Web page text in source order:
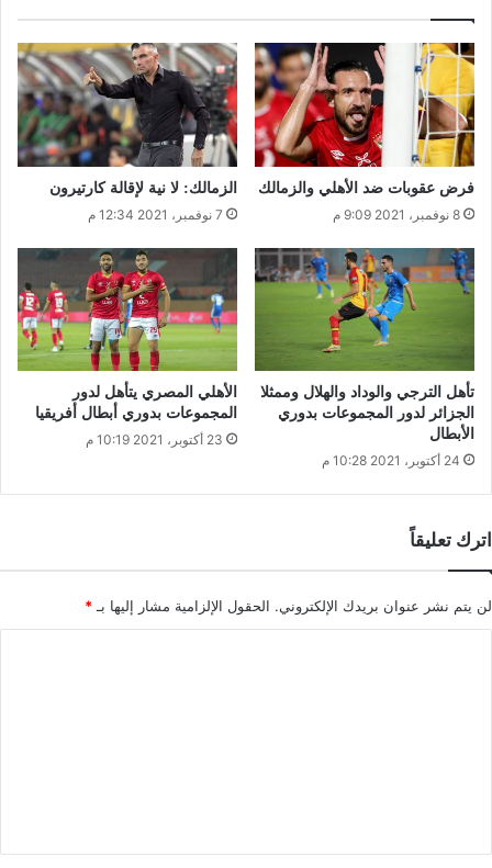
فرض عقوبات ضد الأهلي والزمالك
8 نوفمبر، 2021 9:09 م
الزمالك: لا نية لإقالة كارتيرون
7 نوفمبر، 2021 12:34 م
تأهل الترجي والوداد والهلال وممثلا
الجزائر لدور المجموعات بدوري
الأبطال
24 أكتوبر، 2021 10:28 م
الأهلي المصري يتأهل لدور
المجموعات بدوري أبطال أفريقيا
23 أكتوبر، 2021 10:19 م
اترك تعليقاً
لن يتم نشر عنوان بريدك الإلكتروني. الحقول الإلزامية مشار إليها بـ*